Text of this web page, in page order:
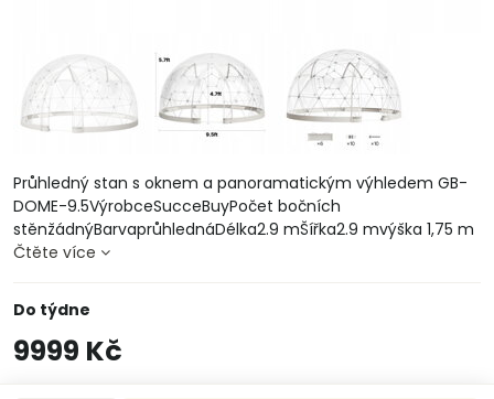
Průhledný stan s oknem a panoramatickým výhledem GB-
DOME-9.5VýrobceSucceBuyPočet bočních
stěnžádnýBarvaprůhlednáDélka2.9 mŠířka2.9 mvýška 1,75 m
Čtěte více
Do týdne
9999 Kč